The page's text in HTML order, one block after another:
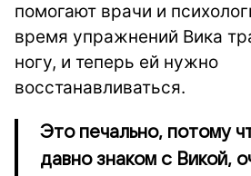
помогают врачи и
время упражнений Вика
ногу, и теперь ей нужно
восстанавливаться.
Это печально, потому
давно знаком с Викой,